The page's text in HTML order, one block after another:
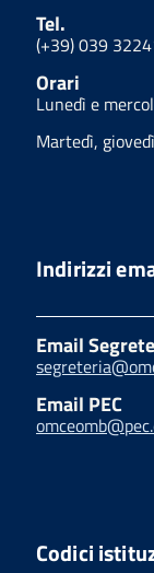
Tel.
(+39) 039
Orari
Lunedì e
Martedì,
Indirizzi
Email
Email PEC
Codici